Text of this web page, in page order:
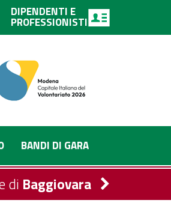
DIPENDENTI E
PROFESSIONISTI
BANDI DI GARA
di Baggiovara